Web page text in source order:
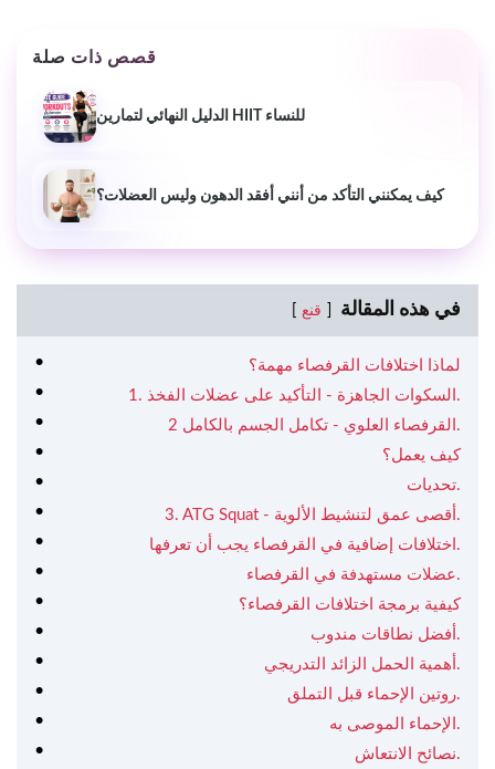
قصص ذات صلة
الدليل النهائي لتمارين HIIT للنساء
كيف يمكنني التأكد من أنني أفقد الدهون وليس العضلات؟
في هذه المقالة قنع
لماذا اختلافات القرفصاء مهمة؟
1. السكوات الجاهزة - التأكيد على عضلات الفخذ.
2 القرفصاء العلوي - تكامل الجسم بالكامل.
كيف يعمل؟
تحديات.
3. ATG Squat - أقصى عمق لتنشيط الألوية.
اختلافات إضافية في القرفصاء يجب أن تعرفها.
عضلات مستهدفة في القرفصاء.
كيفية برمجة اختلافات القرفصاء؟
أفضل نطاقات مندوب.
أهمية الحمل الزائد التدريجي.
روتين الإحماء قبل التملق.
الإحماء الموصى به.
نصائح الانتعاش.